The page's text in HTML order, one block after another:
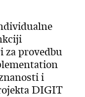
za provedbu
i
DIGIT